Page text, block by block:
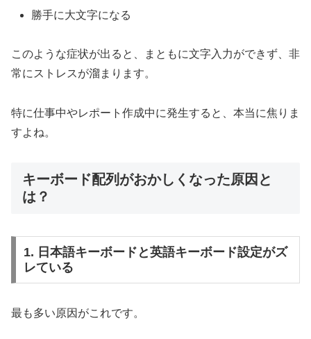
勝手に大文字になる
このような症状が出ると、まともに文字入力ができず、非
常にストレスが溜まります。
特に仕事中やレポート作成中に発生すると、本当に焦りま
すよね。
キーボード配列がおかしくなった原因と
は？
1. 日本語キーボードと英語キーボード設定がズ
レている
最も多い原因がこれです。